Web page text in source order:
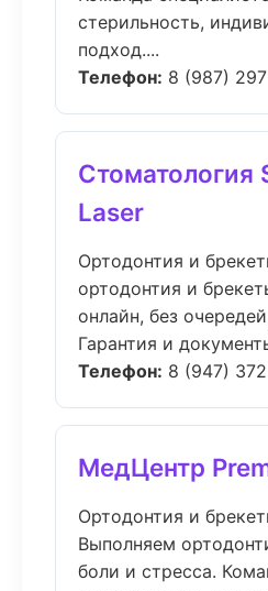
стерильность,
подход....
Телефон: 8 (987)
Стоматология
Laser
Ортодонтия и
ортодонтия и
онлайн, без
Гарантия и
Телефон: 8 (947)
МедЦентр
Ортодонтия и
Выполняем
боли и стресса.